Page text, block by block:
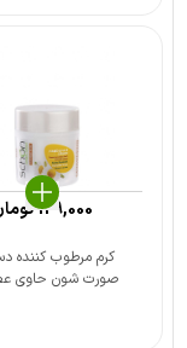
کرم مرطوب کننده
صورت شون حاوی
129,000